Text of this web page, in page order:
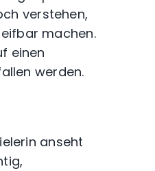
verstehen,
machen.
einen
werden.
anseht